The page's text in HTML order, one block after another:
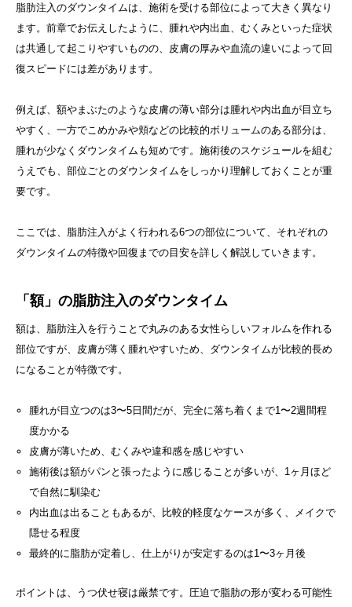
脂肪注入のダウンタイムは、施術を受ける部位によって大きく異なり
ます。前章でお伝えしたように、腫れや内出血、むくみといった症状
は共通して起こりやすいものの、皮膚の厚みや血流の違いによって回
復スピードには差があります。
例えば、額やまぶたのような皮膚の薄い部分は腫れや内出血が目立ち
やすく、一方でこめかみや頬などの比較的ボリュームのある部分は、
腫れが少なくダウンタイムも短めです。施術後のスケジュールを組む
うえでも、部位ごとのダウンタイムをしっかり理解しておくことが重
要です。
ここでは、脂肪注入がよく行われる6つの部位について、それぞれの
ダウンタイムの特徴や回復までの目安を詳しく解説していきます。
「額」の脂肪注入のダウンタイム
額は、脂肪注入を行うことで丸みのある女性らしいフォルムを作れる
部位ですが、皮膚が薄く腫れやすいため、ダウンタイムが比較的長め
になることが特徴です。
腫れが目立つのは3〜5日間だが、完全に落ち着くまで1〜2週間程
度かかる
皮膚が薄いため、むくみや違和感を感じやすい
施術後は額がパンと張ったように感じることが多いが、1ヶ月ほど
で自然に馴染む
内出血は出ることもあるが、比較的軽度なケースが多く、メイクで
隠せる程度
最終的に脂肪が定着し、仕上がりが安定するのは1〜3ヶ月後
ポイントは、うつ伏せ寝は厳禁です。圧迫で脂肪の形が変わる可能性